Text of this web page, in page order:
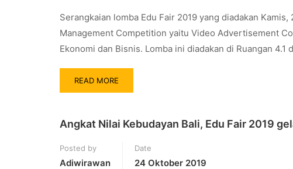
Serangkaian lomba Edu Fair 2019 yang diadakan
Management Competition yaitu Video Advertisement
Ekonomi dan Bisnis. Lomba ini diadakan di Ruangan 4.1
READ MORE
Angkat Nilai Kebudayan Bali, Edu Fair 2019
Posted by
Adiwirawan
Date
24 Oktober 2019